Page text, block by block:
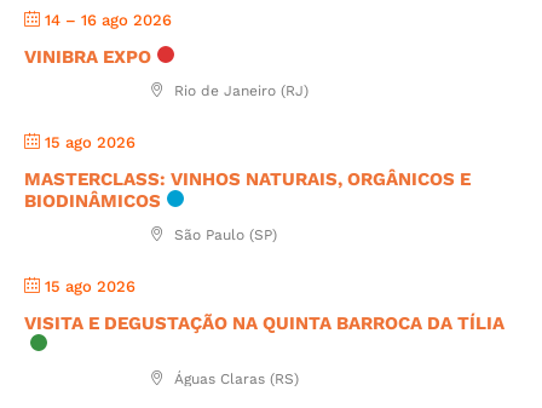
14 – 16 ago 2026
VINIBRA EXPO
Rio de Janeiro (RJ)
15 ago 2026
MASTERCLASS: VINHOS NATURAIS, ORGÂNICOS E
BIODINÂMICOS
São Paulo (SP)
15 ago 2026
VISITA E DEGUSTAÇÃO NA QUINTA BARROCA DA TÍLIA
Águas Claras (RS)